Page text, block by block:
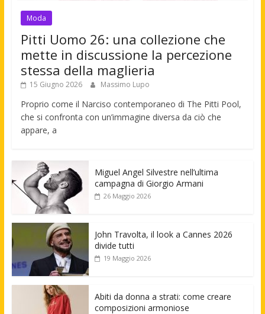
Moda
Pitti Uomo 26: una collezione che
mette in discussione la percezione
stessa della maglieria
15 Giugno 2026 Massimo Lupo
Proprio come il Narciso contemporaneo di The Pitti Pool,
che si confronta con un’immagine diversa da ciò che
appare, a
Miguel Angel Silvestre nell’ultima
campagna di Giorgio Armani
26 Maggio 2026
John Travolta, il look a Cannes 2026
divide tutti
19 Maggio 2026
Abiti da donna a strati: come creare
composizioni armoniose